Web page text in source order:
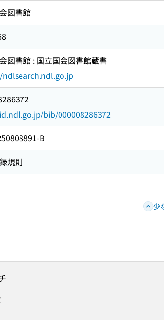
図書館
図書館 : 国立国会図書館蔵書
bib/000008286372
B
規則
少